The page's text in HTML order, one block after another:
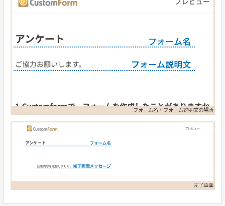
フォーム名・フォーム説明文の場所
完了画面